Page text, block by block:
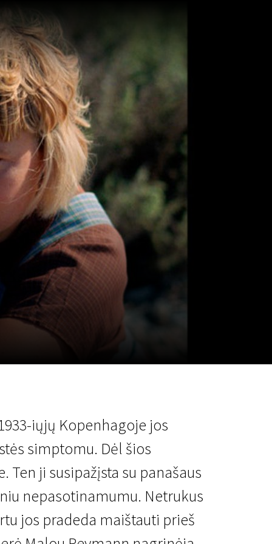
iųjų Kopenhagoje jos
simptomu. Dėl šios
Ten ji susipažįsta su panašaus
nepasotinamumu. Netrukus
jos pradeda maištauti prieš